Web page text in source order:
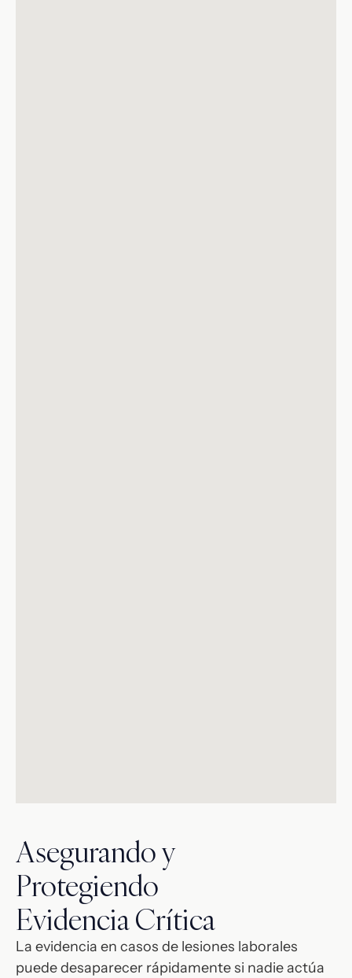
Asegurando y
Protegiendo
Evidencia Crítica
La evidencia en casos de lesiones laborales
puede desaparecer rápidamente si nadie actúa